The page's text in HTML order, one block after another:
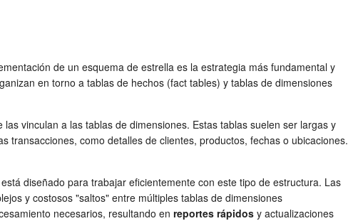
de un esquema de estrella es la estrategia más fundamental y
en torno a tablas de hechos (fact tables) y tablas de dimensiones
vinculan a las tablas de dimensiones. Estas tablas suelen ser largas y
transacciones, como detalles de clientes, productos, fechas o ubicaciones.
diseñado para trabajar eficientemente con este tipo de estructura. Las
y costosos "saltos" entre múltiples tablas de dimensiones
necesarios, resultando en reportes rápidos y actualizaciones